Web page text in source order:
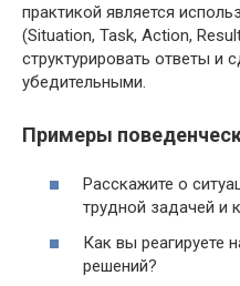
практикой является
(Situation, Task, Action,
структурировать ответы и
убедительными.
Примеры
Расскажите о
трудной задачей и
Как вы реагируете
решений?